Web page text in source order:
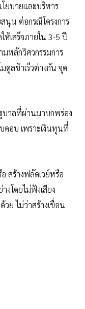
ยบายและบริหาร
นุน ต่อกรณีโครงการ
ห้เสร็จภายใน 3-5 ปี
หลักวิศวกรรมการ
ดูลช้าเร็วต่างกัน จุด
บาลที่ผ่านมาบกพร่อง
คอบ เพราะเงินทุนที่
สร้างฟลัดเวย์หรือ
โดยไม่ฟังเสียง
ย ไม่ว่าสร้างเขื่อน